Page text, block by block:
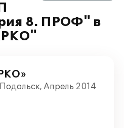
8. ПРОФ" в
Апрель 2014